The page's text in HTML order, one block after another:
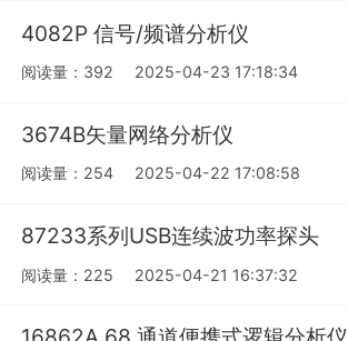
4082P 信号/频谱分析仪
阅读量：392 2025-04-23 17:18:34
3674B矢量网络分析仪
阅读量：254 2025-04-22 17:08:58
87233系列USB连续波功率探头
阅读量：225 2025-04-21 16:37:32